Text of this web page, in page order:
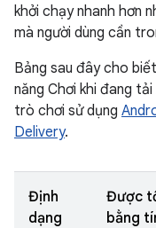
khởi chạy nhanh hơn
mà người dùng cần
Bảng sau đây cho
năng Chơi khi đang
trò chơi sử dụng
Delivery.
Định
dạng
Được
bằng